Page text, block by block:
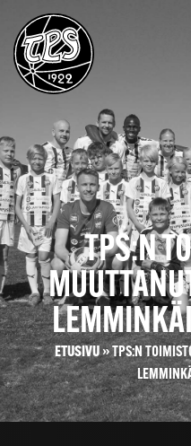
TPS:N
ETUSIVU»TPS:N